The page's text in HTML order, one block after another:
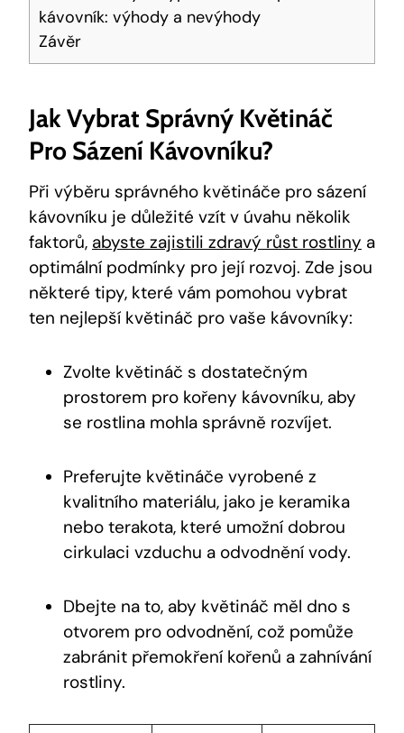
kávovník: výhody a nevýhody
Závěr
Jak Vybrat Správný Květináč
Pro Sázení Kávovníku?
Při výběru správného květináče pro sázení
kávovníku je důležité vzít v úvahu několik
faktorů, abyste zajistili zdravý růst rostliny a
optimální podmínky pro její rozvoj. Zde jsou
některé tipy, které vám pomohou vybrat
ten nejlepší květináč pro vaše kávovníky:
Zvolte květináč s dostatečným
prostorem pro kořeny kávovníku, aby
se rostlina mohla správně rozvíjet.
Preferujte květináče vyrobené z
kvalitního materiálu, jako je keramika
nebo terakota, které umožní dobrou
cirkulaci vzduchu a odvodnění vody.
Dbejte na to, aby květináč měl dno s
otvorem pro odvodnění, což pomůže
zabránit přemokření kořenů a zahnívání
rostliny.